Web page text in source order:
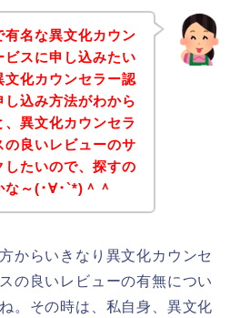
名な異文化カウン
スに申し込みたい
文化カウンセラー認
込み方法がわから
異文化カウンセラ
良いレビューのサ
たいので、探すの
な～(･∀･`*)＾＾
からいきなり異文化カウンセ
の良いレビューの有無につい
。その時は、私自身、異文化